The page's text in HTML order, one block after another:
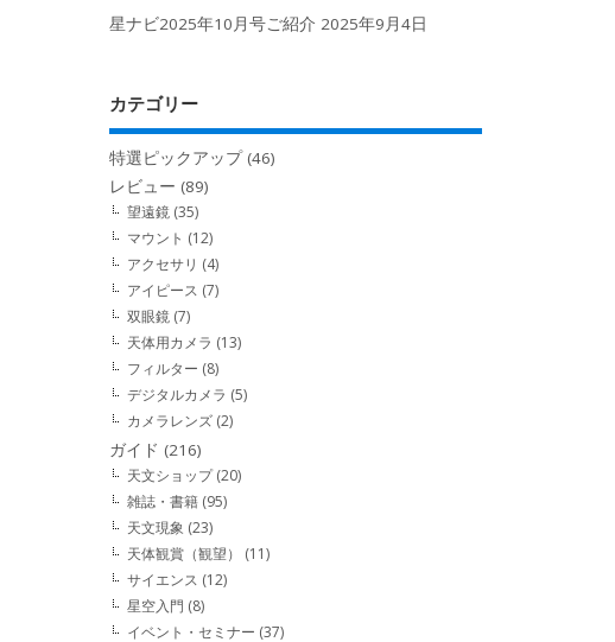
星ナビ2025年10月号ご紹介 2025年9月4日
カテゴリー
特選ピックアップ(46)
レビュー (89)
望遠鏡 (35)
マウント (12)
アクセサリ (4)
アイピース (7)
双眼鏡 (7)
天体用カメラ (13)
フィルター (8)
デジタルカメラ (5)
カメラレンズ (2)
ガイド (216)
天文ショップ(20)
雑誌・書籍 (95)
天文現象 (23)
天体観賞（観望）
(11)
サイエンス (12)
星空入門 (8)
イベント・セミナー (37)